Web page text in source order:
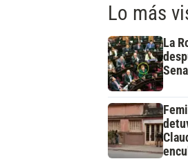
Lo más
La